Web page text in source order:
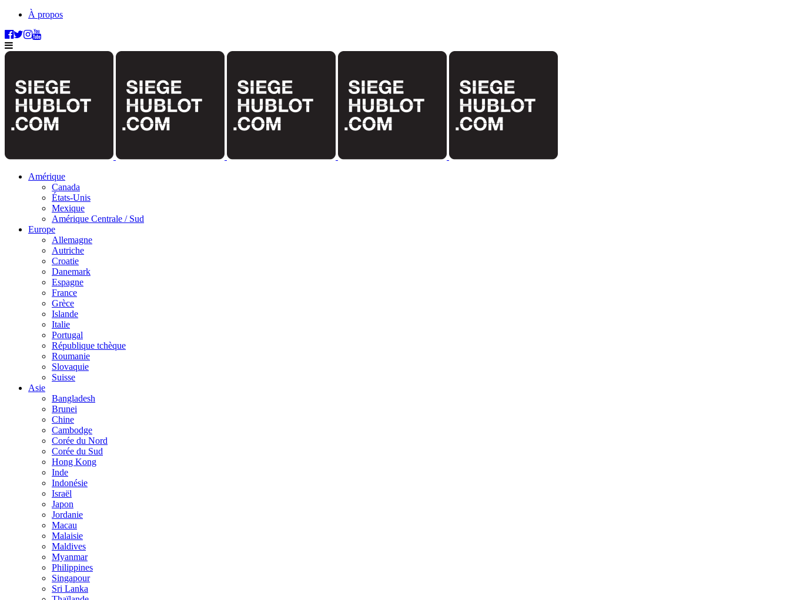
À propos
Amérique
Canada
États-Unis
Mexique
Amérique Centrale / Sud
Europe
Allemagne
Autriche
Croatie
Danemark
Espagne
France
Grèce
Islande
Italie
Portugal
République tchèque
Roumanie
Slovaquie
Suisse
Asie
Bangladesh
Brunei
Chine
Cambodge
Corée du Nord
Corée du Sud
Hong Kong
Inde
Indonésie
Israël
Japon
Jordanie
Macau
Malaisie
Maldives
Myanmar
Philippines
Singapour
Sri Lanka